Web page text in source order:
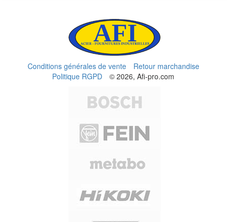
Conditions générales de vente
Retour marchandise
Politique RGPD
© 2026, Afi-pro.com